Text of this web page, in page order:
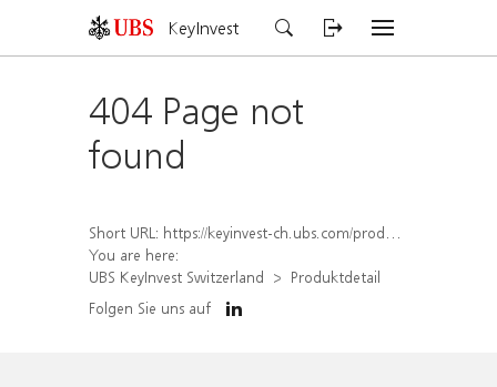
KeyInvest
404 Page not
found
Short URL: https://keyinvest-ch.ubs.com/produkt/detail/index/isin/CH1578793148
You are here:
UBS KeyInvest Switzerland
Produktdetail
Folgen Sie uns auf